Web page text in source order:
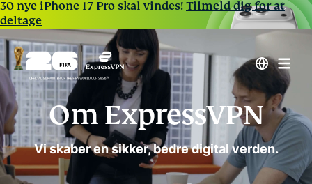
30 nye iPhone 17 Pro skal vindes!Tilmeld dig for at
deltage
Om ExpressVPN
Vi skaber en sikker, bedre digital verden.